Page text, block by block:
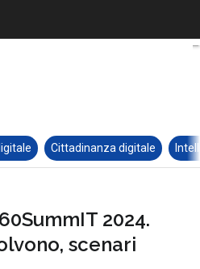
Cittadinanza digitale
2024.
scenari